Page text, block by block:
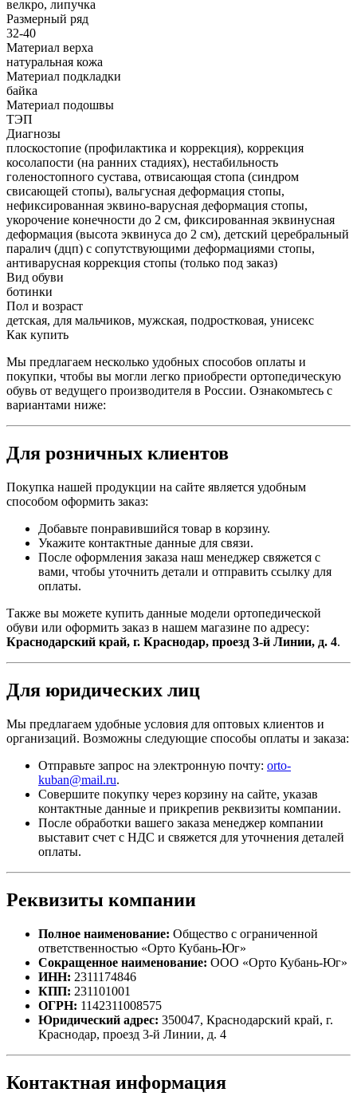
велкро, липучка
Размерный ряд
32-40
Материал верха
натуральная кожа
Материал подкладки
байка
Материал подошвы
ТЭП
Диагнозы
плоскостопие (профилактика и коррекция), коррекция
косолапости (на ранних стадиях), нестабильность
голеностопного сустава, отвисающая стопа (синдром
свисающей стопы), вальгусная деформация стопы,
нефиксированная эквино-варусная деформация стопы,
укорочение конечности до 2 см, фиксированная эквинусная
деформация (высота эквинуса до 2 см), детский церебральный
паралич (дцп) с сопутствующими деформациями стопы,
антиварусная коррекция стопы (только под заказ)
Вид обуви
ботинки
Пол и возраст
детская, для мальчиков, мужская, подростковая, унисекс
Как купить
Мы предлагаем несколько удобных способов оплаты и
покупки, чтобы вы могли легко приобрести ортопедическую
обувь от ведущего производителя в России. Ознакомьтесь с
вариантами ниже:
Для розничных клиентов
Покупка нашей продукции на сайте является удобным
способом оформить заказ:
Добавьте понравившийся товар в корзину.
Укажите контактные данные для связи.
После оформления заказа наш менеджер свяжется с
вами, чтобы уточнить детали и отправить ссылку для
оплаты.
Также вы можете купить данные модели ортопедической
обуви или оформить заказ в нашем магазине по адресу:
Краснодарский край, г. Краснодар, проезд 3-й Линии, д. 4.
Для юридических лиц
Мы предлагаем удобные условия для оптовых клиентов и
организаций. Возможны следующие способы оплаты и заказа:
Отправьте запрос на электронную почту: orto-
kuban@mail.ru.
Совершите покупку через корзину на сайте, указав
контактные данные и прикрепив реквизиты компании.
После обработки вашего заказа менеджер компании
выставит счет с НДС и свяжется для уточнения деталей
оплаты.
Реквизиты компании
Полное наименование: Общество с ограниченной
ответственностью «Орто Кубань-Юг»
Сокращенное наименование: ООО «Орто Кубань-Юг»
ИНН: 2311174846
КПП: 231101001
ОГРН: 1142311008575
Юридический адрес: 350047, Краснодарский край, г.
Краснодар, проезд 3-й Линии, д. 4
Контактная информация